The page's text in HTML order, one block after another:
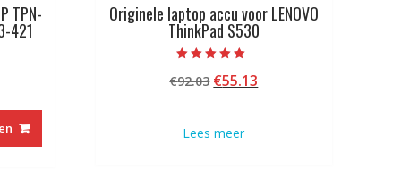
TPN-
421
Originele laptop accu voor LENOVO
ThinkPad S530
5.00
van 5
€92.03 Oorspronkelijke
€92.03.
€55.13
Lees meer